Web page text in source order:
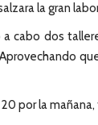
la gran
a cabo dos
por la